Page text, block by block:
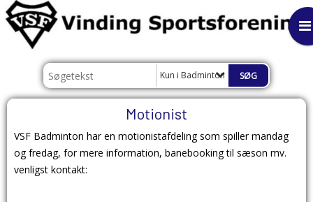
Kun i Badminton
Motionist
VSF Badminton har en motionistafdeling som spiller mandag
og fredag, for mere information, banebooking til sæson mv.
venligst kontakt: